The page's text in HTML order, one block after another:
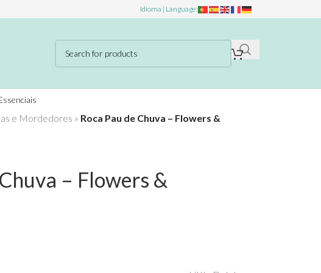
Idioma | Language:
e Mordedores » Roca Pau de Chuva – Flowers &
– Flowers &